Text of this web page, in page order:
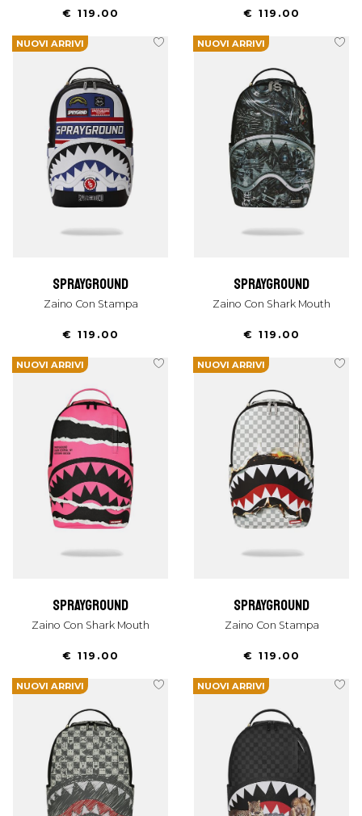
€ 119.00 € 119.00
NUOVI ARRIVI
sprayground
Zaino Con Stampa
€ 119.00
NUOVI ARRIVI
sprayground
Zaino Con Shark Mouth
€ 119.00
NUOVI ARRIVI
sprayground
Zaino Con Shark Mouth
€ 119.00
NUOVI ARRIVI
sprayground
Zaino Con Stampa
€ 119.00
NUOVI ARRIVI NUOVI ARRIVI